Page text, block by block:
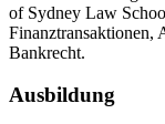
of Sydney Law
Finanztransaktionen,
Bankrecht.
Ausbildung